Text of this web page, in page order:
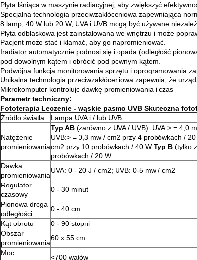
Płyta lśniąca w maszynie radiacyjnej, aby zwiększyć
Specjalna technologia przeciwzakłóceniowa zapewniająca
8 lamp, 40 W lub 20 W, UVA i UVB mogą być używane
Płyta odblaskowa jest zainstalowana we wnętrzu i może
Pacjent może stać i kłamać, aby go napromieniować.
Iradiator automatycznie podnosi się i opada (odległość
pod dowolnym kątem i obrócić pod pewnym kątem.
Podwójna funkcja monitorowania sprzętu i oprogramowania
Unikalna technologia przeciwzakłóceniowa zapewnia, że
Mikrokomputer kontroluje dawkę promieniowania i czas
Parametr techniczny:
Fototerapia Leczenie - wąskie pasmo UVB Skuteczna
Źródło światła
Lampa UVA i / lub UVB
Natężenie
promieniowania
Typ AB (zarówno z UVA / UVB): UVA:> = 4,0
UVB:> = 0,3 mw / cm2 przy 4 probówkach / 20
cm2 przy 10 probówkach / 40 W Typ B (tylko
probówkach / 20 W
Dawka
promieniowania
UVA: 0 - 20 J / cm2; UVB: 0-5 mw / cm2
Regulator
czasowy
0 - 30 minut
Pionowa droga
odległości
0 - 40 cm
Kąt obrotu
0 - 90 stopni
Obszar
promieniowania
60 x 55 cm
Moc
<700 watów